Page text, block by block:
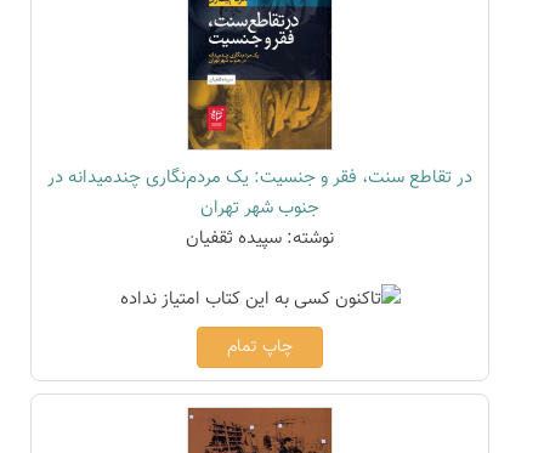
در تقاطع سنت، فقر و جنسیت: یک مردم‌نگاری چندمیدانه در
جنوب شهر تهران
نوشته: سپیده ثقفیان
چاپ تمام